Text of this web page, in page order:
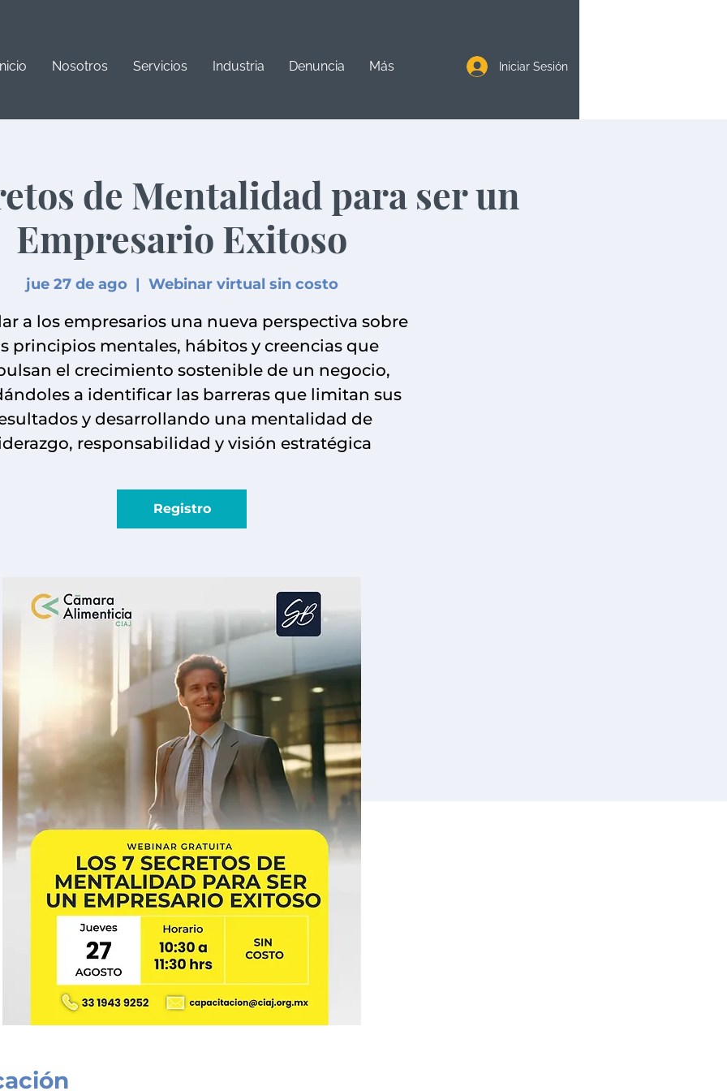
Nosotros Servicios Industria Denuncia Más Iniciar Sesión
de Mentalidad para ser un
Empresario Exitoso
jue 27 de ago
  |
Webinar virtual sin costo
a los empresarios una nueva perspectiva sobre
principios mentales, hábitos y creencias que
el crecimiento sostenible de un negocio,
a identificar las barreras que limitan sus
y desarrollando una mentalidad de
responsabilidad y visión estratégica
Registro